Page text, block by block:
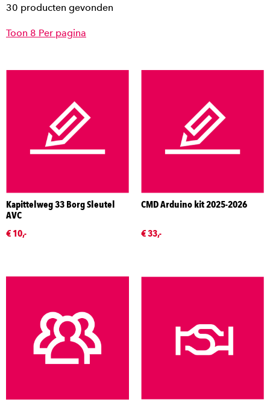
30 producten gevonden
Toon 8 Per pagina
Kapittelweg 33 Borg Sleutel
AVC
€ 10,-
CMD Arduino kit 2025-2026
€ 33,-